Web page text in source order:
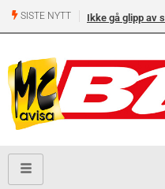
SISTE NYTT Ikke gå glipp av